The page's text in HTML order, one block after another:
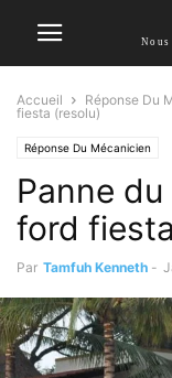
Accueil Réponse Du
fiesta (resolu)
Réponse Du Mécanicien
Panne
ford
Par Tamfuh Kenneth -